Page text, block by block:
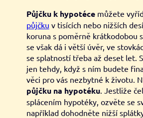
Půjčku k hypotécemůžete
půjčku v tisících nebo nižších
koruna s poměrně krátkodobou
se však dá i větší úvěr, ve
se splatností třeba až deset let.
jen tehdy, když s ním budete
věci pro vás nezbytné k životu.
půjčku na hypotéku. Jestliže
splácením hypotéky, ozvěte se
například dohodněte nižší